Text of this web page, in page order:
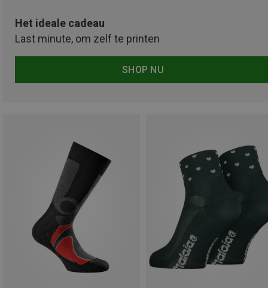
Het ideale cadeau
Last minute, om zelf te printen
SHOP NU